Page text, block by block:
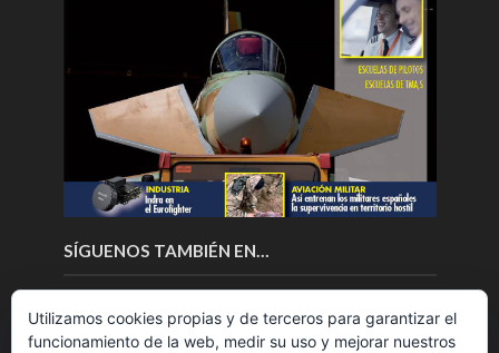
SÍGUENOS TAMBIÉN EN…
Utilizamos cookies propias y de terceros para garantizar el
funcionamiento de la web, medir su uso y mejorar nuestros